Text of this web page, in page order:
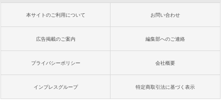
本サイトのご利用について お問い合わせ
広告掲載のご案内 編集部へのご連絡
プライバシーポリシー 会社概要
インプレスグループ 特定商取引法に基づく表示